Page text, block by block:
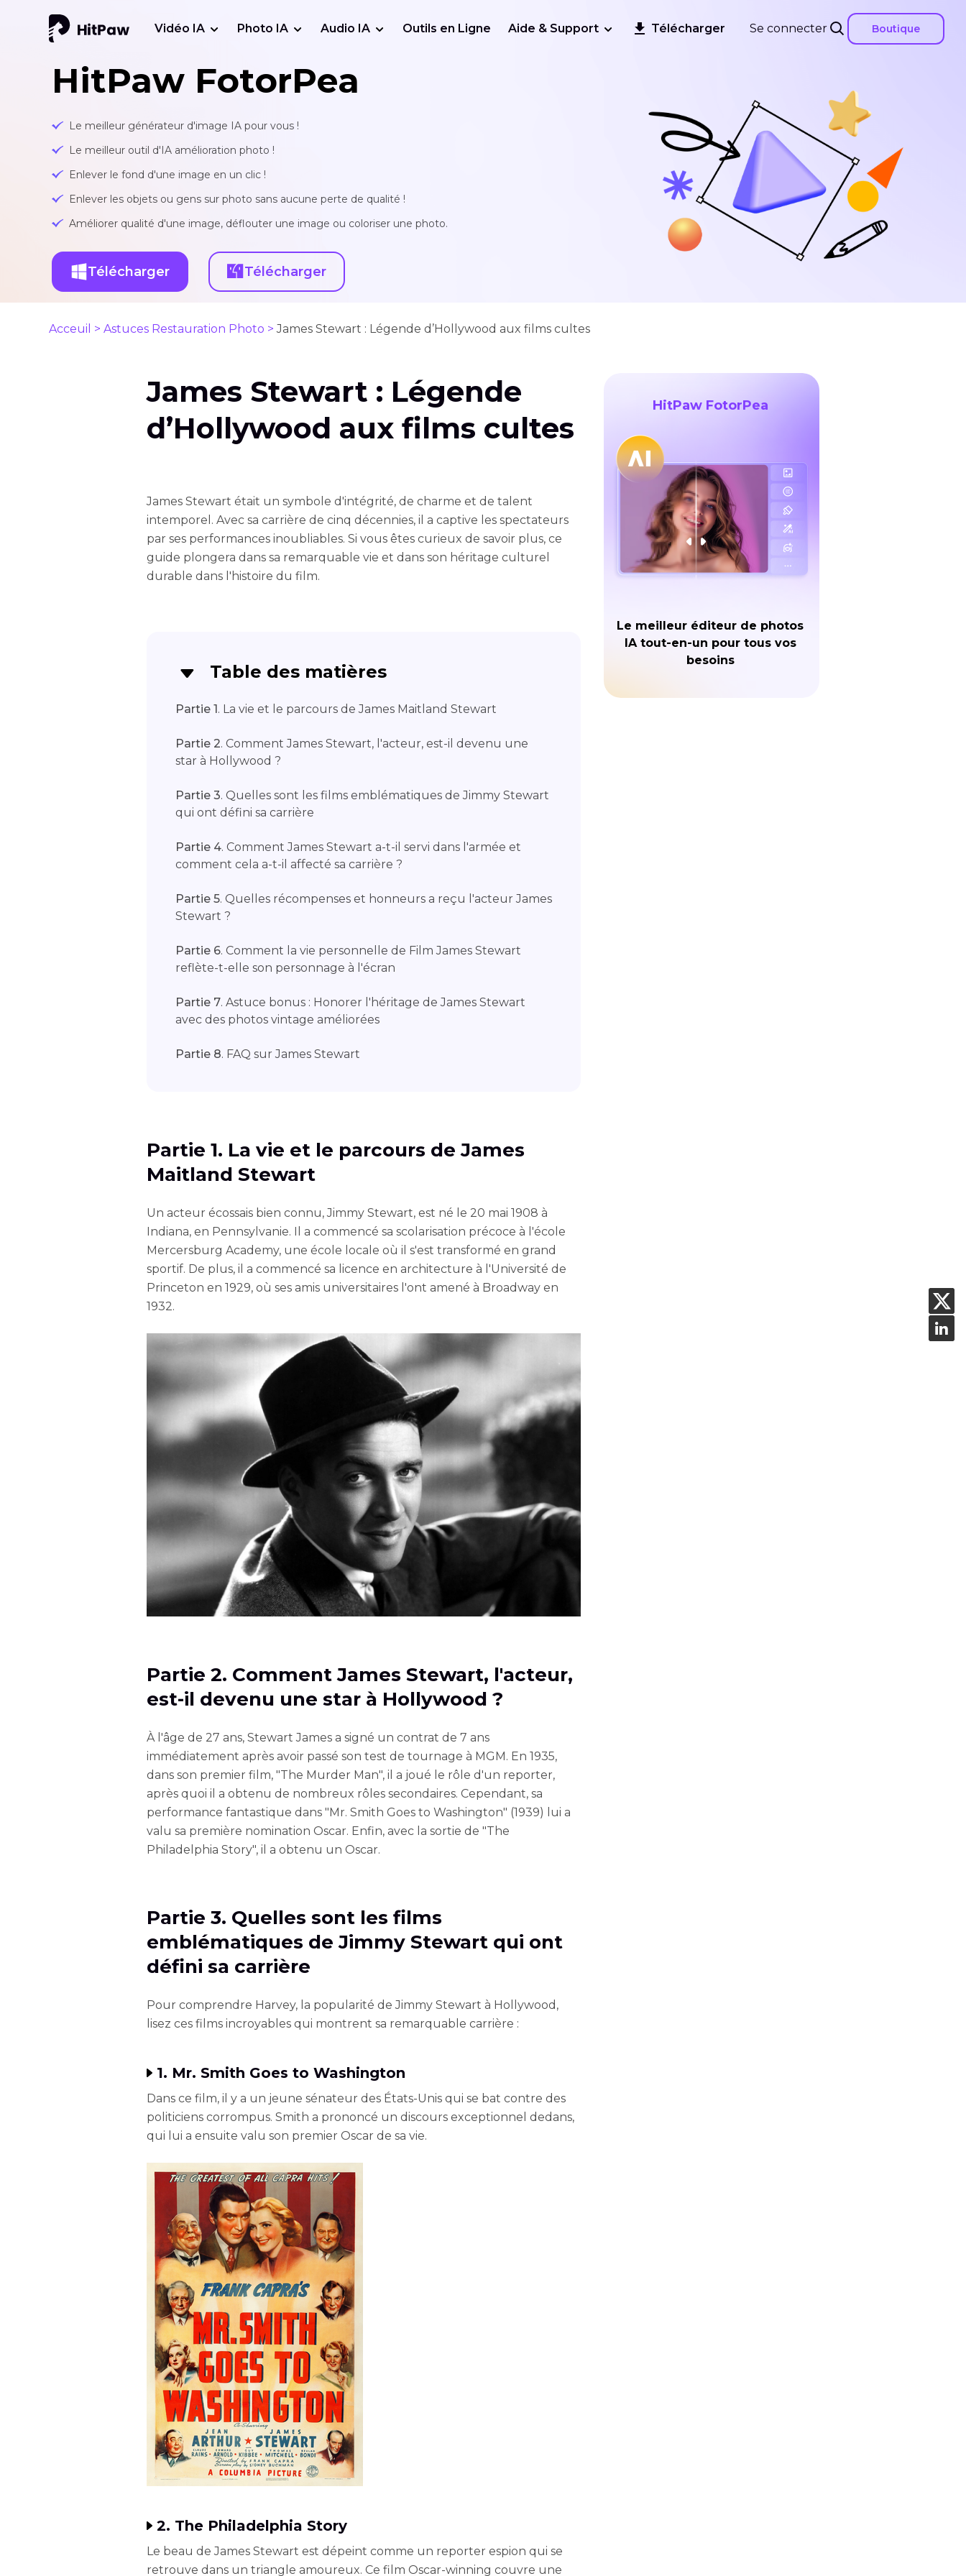
Se connecter Boutique
Vidéo IA Photo IA Audio IA Outils en Ligne Aide & Support Télécharger
HitPaw FotorPea
Le meilleur générateur d'image IA pour vous !
Le meilleur outil d'IA amélioration photo !
Enlever le fond d'une image en un clic !
Enlever les objets ou gens sur photo sans aucune perte de qualité !
Améliorer qualité d'une image, déflouter une image ou coloriser une photo.
Télécharger Télécharger
Acceuil > Astuces Restauration Photo > James Stewart : Légende d’Hollywood aux films cultes
James Stewart : Légende
d’Hollywood aux films cultes
James Stewart était un symbole d'intégrité, de charme et de talent
intemporel. Avec sa carrière de cinq décennies, il a captive les spectateurs
par ses performances inoubliables. Si vous êtes curieux de savoir plus, ce
guide plongera dans sa remarquable vie et dans son héritage culturel
durable dans l'histoire du film.
Table des matières
Partie 1. La vie et le parcours de James Maitland Stewart
Partie 2. Comment James Stewart, l'acteur, est-il devenu une
star à Hollywood ?
Partie 3. Quelles sont les films emblématiques de Jimmy Stewart
qui ont défini sa carrière
Partie 4. Comment James Stewart a-t-il servi dans l'armée et
comment cela a-t-il affecté sa carrière ?
Partie 5. Quelles récompenses et honneurs a reçu l'acteur James
Stewart ?
Partie 6. Comment la vie personnelle de Film James Stewart
reflète-t-elle son personnage à l'écran
Partie 7. Astuce bonus : Honorer l'héritage de James Stewart
avec des photos vintage améliorées
Partie 8. FAQ sur James Stewart
Partie 1. La vie et le parcours de James
Maitland Stewart
Un acteur écossais bien connu, Jimmy Stewart, est né le 20 mai 1908 à
Indiana, en Pennsylvanie. Il a commencé sa scolarisation précoce à l'école
Mercersburg Academy, une école locale où il s'est transformé en grand
sportif. De plus, il a commencé sa licence en architecture à l'Université de
Princeton en 1929, où ses amis universitaires l'ont amené à Broadway en
1932.
Partie 2. Comment James Stewart, l'acteur,
est-il devenu une star à Hollywood ?
À l'âge de 27 ans, Stewart James a signé un contrat de 7 ans
immédiatement après avoir passé son test de tournage à MGM. En 1935,
dans son premier film, "The Murder Man", il a joué le rôle d'un reporter,
après quoi il a obtenu de nombreux rôles secondaires. Cependant, sa
performance fantastique dans "Mr. Smith Goes to Washington" (1939) lui a
valu sa première nomination Oscar. Enfin, avec la sortie de "The
Philadelphia Story", il a obtenu un Oscar.
Partie 3. Quelles sont les films
emblématiques de Jimmy Stewart qui ont
défini sa carrière
Pour comprendre Harvey, la popularité de Jimmy Stewart à Hollywood,
lisez ces films incroyables qui montrent sa remarquable carrière :
1. Mr. Smith Goes to Washington
Dans ce film, il y a un jeune sénateur des États-Unis qui se bat contre des
politiciens corrompus. Smith a prononcé un discours exceptionnel dedans,
qui lui a ensuite valu son premier Oscar de sa vie.
2. The Philadelphia Story
Le beau de James Stewart est dépeint comme un reporter espion qui se
retrouve dans un triangle amoureux. Ce film Oscar-winning couvre une
HitPaw FotorPea
Le meilleur éditeur de photos
IA tout-en-un pour tous vos
besoins